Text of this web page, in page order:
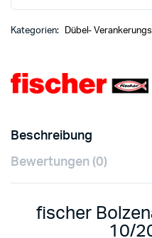
Kategorien: Dübel-
Beschreibung
Bewertungen (0)
fischer
10/